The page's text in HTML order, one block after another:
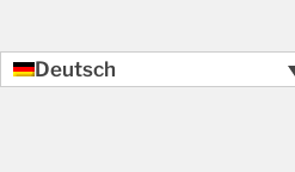
Deutsch